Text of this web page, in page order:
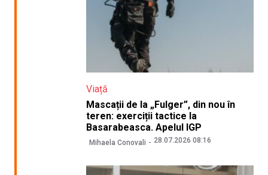
Viață
Mascații de la „Fulger”, din nou în
teren: exerciții tactice la
Basarabeasca. Apelul IGP
Mihaela Conovali 28.07.2026 08:16